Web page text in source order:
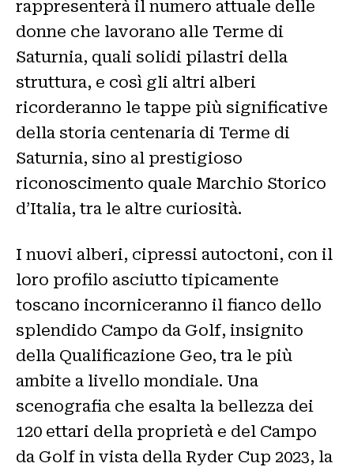
rappresenterà il numero attuale delle
donne che lavorano alle Terme di
Saturnia, quali solidi pilastri della
struttura, e così gli altri alberi
ricorderanno le tappe più significative
della storia centenaria di Terme di
Saturnia, sino al prestigioso
riconoscimento quale Marchio Storico
d’Italia, tra le altre curiosità.
I nuovi alberi, cipressi autoctoni, con il
loro profilo asciutto tipicamente
toscano incorniceranno il fianco dello
splendido Campo da Golf, insignito
della Qualificazione Geo, tra le più
ambite a livello mondiale. Una
scenografia che esalta la bellezza dei
120 ettari della proprietà e del Campo
da Golf in vista della Ryder Cup 2023, la